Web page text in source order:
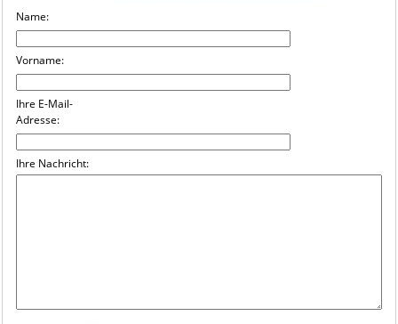
INTERNATIONAL
INTRANET
Name:
Vorname:
Ihre E-Mail-
Adresse:
Ihre Nachricht: